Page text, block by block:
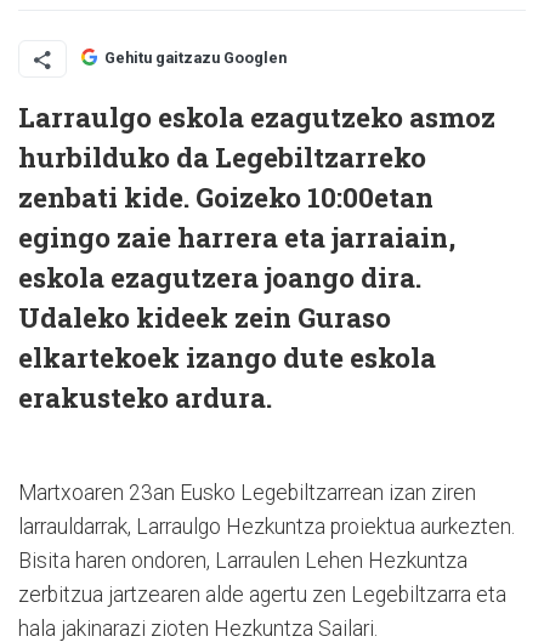
Gehitu gaitzazu Googlen
Larraulgo eskola ezagutzeko asmoz
hurbilduko da Legebiltzarreko
zenbati kide. Goizeko 10:00etan
egingo zaie harrera eta jarraiain,
eskola ezagutzera joango dira.
Udaleko kideek zein Guraso
elkartekoek izango dute eskola
erakusteko ardura.
Martxoaren 23an Eusko Legebiltzarrean izan ziren
larrauldarrak, Larraulgo Hezkuntza proiektua aurkezten.
Bisita haren ondoren, Larraulen Lehen Hezkuntza
zerbitzua jartzearen alde agertu zen Legebiltzarra eta
hala jakinarazi zioten Hezkuntza Sailari.